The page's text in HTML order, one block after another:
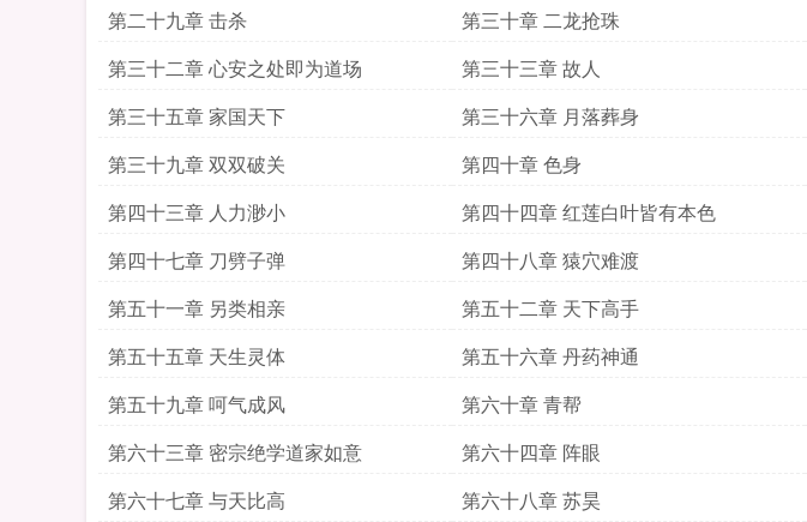
第二十九章 击杀
第三十章 二龙抢珠
第三十二章 心安之处即为道场
第三十三章 故人
第三十五章 家国天下
第三十六章 月落葬身
第三十九章 双双破关
第四十章 色身
第四十三章 人力渺小
第四十四章 红莲白叶皆有本色
第四十七章 刀劈子弹
第四十八章 猿穴难渡
第五十一章 另类相亲
第五十二章 天下高手
第五十五章 天生灵体
第五十六章 丹药神通
第五十九章 呵气成风
第六十章 青帮
第六十三章 密宗绝学道家如意
第六十四章 阵眼
第六十七章 与天比高
第六十八章 苏昊